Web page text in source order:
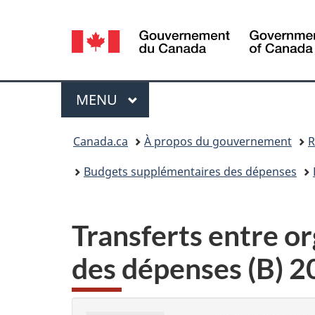
Sélection
de
la
langue
Menu
MENU PRINCIPAL
Canada.ca À propos du gouvernement
Budgets supplémentaires des dépenses
Transferts entre
des dépenses (B)